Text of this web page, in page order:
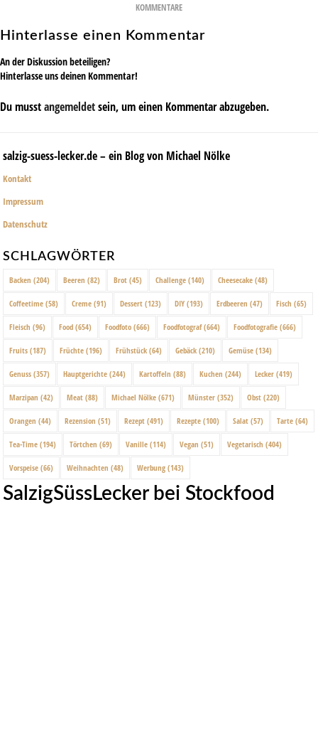
KOMMENTARE
Hinterlasse einen Kommentar
An der Diskussion beteiligen?
Hinterlasse uns deinen Kommentar!
Du musstangemeldetsein, um einen Kommentar abzugeben.
salzig-suess-lecker.de – ein Blog von Michael Nölke
Kontakt
Impressum
Datenschutz
SCHLAGWÖRTER
Backen (204) Beeren (82) Brot (45) Challenge (140) Cheesecake (48)
Coffeetime (58) Creme (91) Dessert (123) DIY (193) Erdbeeren (47) Fisch (65)
Fleisch (96) Food (654) Foodfoto (666) Foodfotograf(664) Foodfotografie (666)
Fruits (187) Früchte (196) Frühstück (64) Gebäck (210) Gemüse (134)
Genuss (357) Hauptgerichte (244) Kartoffeln (88) Kuchen (244) Lecker (419)
Marzipan (42) Meat (88) Michael Nölke (671) Münster (352) Obst (220)
Orangen (44) Rezension (51) Rezept (491) Rezepte (100) Salat (57) Tarte (64)
Tea-Time (194) Törtchen (69) Vanille (114) Vegan (51) Vegetarisch (404)
Vorspeise (66) Weihnachten (48) Werbung (143)
SalzigSüssLecker bei Stockfood